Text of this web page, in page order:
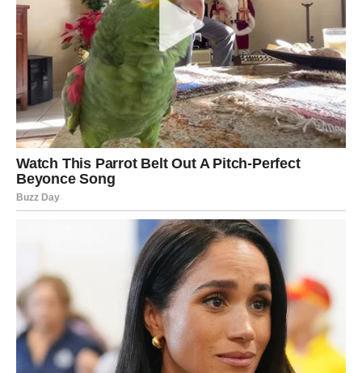
Nova energija donosi vam mnogo novih ideja i poslovnih
prilika.
Moguća je zarada kroz internet, putovanja ili saradnju sa
ljudima iz inostranstva.
Sreća prati vaše planove
Pred vama su veoma profitabilni trenuci.
Jarčevi konačno ulaze u mnogo stabilniji finansijski
period.
Poslije mnogo rada i odricanja dolazi nagrada koju ste
dugo zaslužili.